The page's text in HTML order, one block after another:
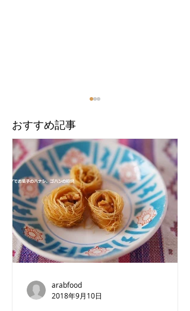
【カイロ】エジプト農村
の家庭料理が楽しめる大
人気レストラン
​おすすめ記事
arabfood
2018年9月10日